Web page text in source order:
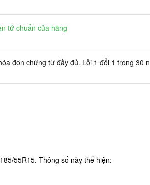
tử chuẩn của hãng
đơn chứng từ đầy đủ. Lỗi 1 đổi 1 trong 30
55R15. Thông số này thể hiện: